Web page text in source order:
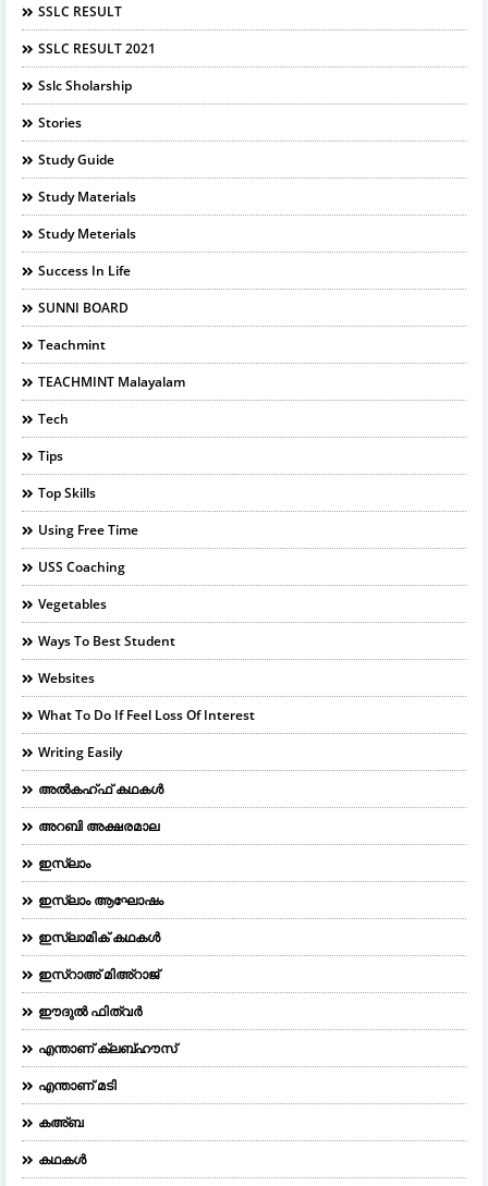
SSLC RESULT
SSLC RESULT 2021
Sslc Sholarship
Stories
Study Guide
Study Materials
Study Meterials
Success In Life
SUNNI BOARD
Teachmint
TEACHMINT Malayalam
Tech
Tips
Top Skills
Using Free Time
USS Coaching
Vegetables
Ways To Best Student
Websites
What To Do If Feel Loss Of Interest
Writing Easily
അൽകഹ്ഫ് കഥകൾ
അറബി അക്ഷരമാല
ഇസ്ലാം
ഇസ്ലാം ആഘോഷം
ഇസ്ലാമിക് കഥകൾ
ഇസ്റാഅ് മിഅ്റാജ്
ഈദുല്‍ ഫിത്വര്‍
എന്താണ് ക്ലബ്ഹൗസ്
എന്താണ് മടി
കഅ്ബ
കഥകൾ